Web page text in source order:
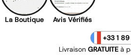
La Boutique Avis Vérifiés
+33 1
Livraison GRATUITEà